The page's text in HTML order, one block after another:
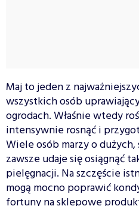
Maj to jeden z
wszystkich osób
ogrodach. Właśnie wtedy
intensywnie rosnąć i
Wiele osób marzy o
zawsze udaje się osiągnąć
pielęgnacji. Na szczęście
mogą mocno poprawić